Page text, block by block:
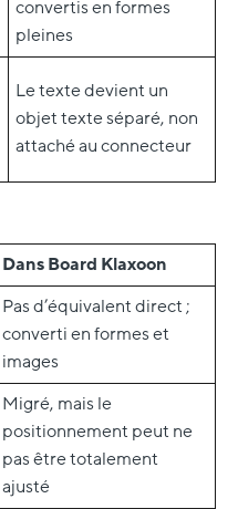
convertis en formes
pleines
Le texte devient un
objet texte séparé, non
attaché au connecteur
Dans Board Klaxoon
Pas d’équivalent direct ;
converti en formes et
images
Migré, mais le
positionnement peut ne
pas être totalement
ajusté